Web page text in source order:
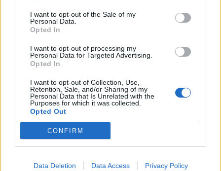
I want to opt-out of the Sale of my
Personal Data.
Opted In
I want to opt-out of processing my
Personal Data for Targeted Advertising.
Opted In
I want to opt-out of Collection, Use,
Retention, Sale, and/or Sharing of my
Personal Data that Is Unrelated with the
Purposes for which it was collected.
Opted Out
CONFIRM
Data Deletion Data Access Privacy Policy